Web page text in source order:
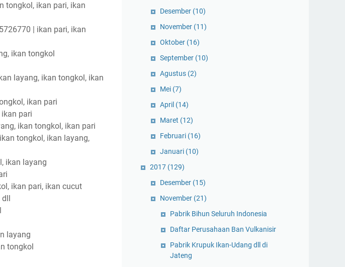
tongkol, ikan pari, ikan
| ikan pari, ikan
ikan tongkol
layang, ikan tongkol, ikan
ikan pari
pari
ikan tongkol, ikan pari
tongkol, ikan layang,
ikan layang
ikan pari, ikan cucut
dll
layang
tongkol
Desember (10)
November (11)
Oktober (16)
September (10)
Agustus (2)
Mei (7)
April (14)
Maret (12)
Februari (16)
Januari (10)
2017 (129)
Desember (15)
November (21)
Pabrik Bihun Seluruh Indonesia
Daftar Perusahaan Ban Vulkanisir
Pabrik Krupuk Ikan-Udang dll di
Jateng